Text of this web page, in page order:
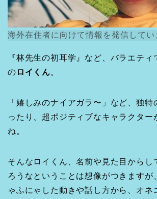
海外在住者に向けて情報を発信してい
『林先生の初耳学』など、バラエティ
の ロイくん。
「嬉しみのナイアガラ〜」など、独特
ったり、超ポジティブなキャラクター
ね。
そんなロイくん、名前や見た目からし
ろうなということは想像がつきますが
ゃふにゃした動きや話し方から、オネ